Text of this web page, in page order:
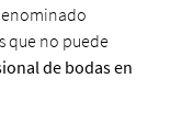
que no puede
de bodas en